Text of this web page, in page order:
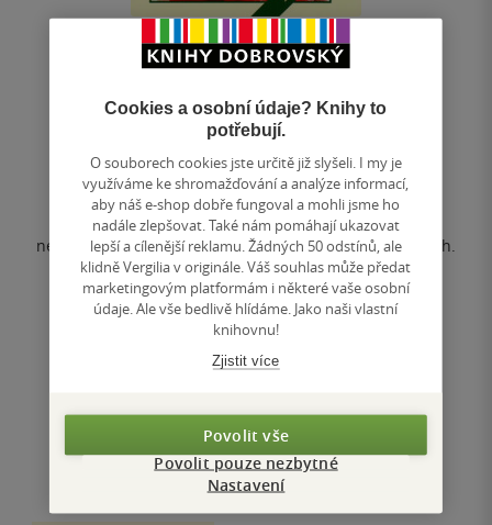
Bezlepková dieta
MUDr. Pavel Kohout,Monika Vernerová
z
5
hvězdiček
měkká vazba
Celiakie je onemocnění, kdy organismus reaguje
nepřiměřeně na lepek obsažený v některých obilovinách.
V ČR jí trpí 40–50 tisíc lidí....
Nedostupné
Cookies a osobní údaje? Knihy to
potřebují.
O souborech cookies jste určitě již slyšeli. I my je
využíváme ke shromažďování a analýze informací,
aby náš e-shop dobře fungoval a mohli jsme ho
nadále zlepšovat. Také nám pomáhají ukazovat
lepší a cílenější reklamu. Žádných 50 odstínů, ale
klidně Vergilia v originále. Váš souhlas může předat
marketingovým platformám i některé vaše osobní
údaje. Ale vše bedlivě hlídáme. Jako naši vlastní
knihovnu!
Zjistit více
Povolit vše
Povolit pouze nezbytné
Nastavení